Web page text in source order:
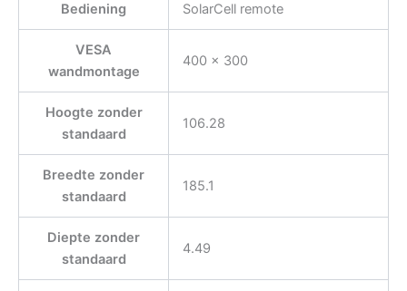
Bediening SolarCell remote
VESA
wandmontage
400 x 300
Hoogte zonder
standaard
106.28
Breedte zonder
standaard
185.1
Diepte zonder
standaard
4.49